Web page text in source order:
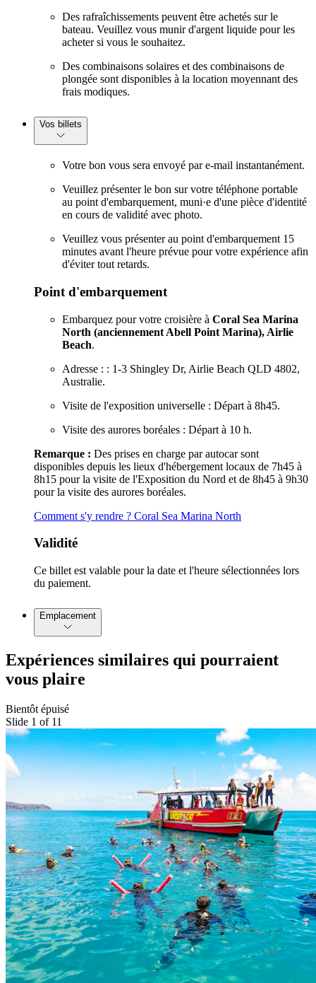
Des rafraîchissements peuvent être achetés sur le
bateau. Veuillez vous munir d'argent liquide pour les
acheter si vous le souhaitez.
Des combinaisons solaires et des combinaisons de
plongée sont disponibles à la location moyennant des
frais modiques.
Vos billets
Votre bon vous sera envoyé par e-mail instantanément.
Veuillez présenter le bon sur votre téléphone portable
au point d'embarquement, muni·e d'une pièce d'identité
en cours de validité avec photo.
Veuillez vous présenter au point d'embarquement 15
minutes avant l'heure prévue pour votre expérience afin
d'éviter tout retards.
Point d'embarquement
Embarquez pour votre croisière à Coral Sea Marina
North (anciennement Abell Point Marina), Airlie
Beach.
Adresse : : 1-3 Shingley Dr, Airlie Beach QLD 4802,
Australie.
Visite de l'exposition universelle : Départ à 8h45.
Visite des aurores boréales : Départ à 10 h.
Remarque : Des prises en charge par autocar sont
disponibles depuis les lieux d'hébergement locaux de 7h45 à
8h15 pour la visite de l'Exposition du Nord et de 8h45 à 9h30
pour la visite des aurores boréales.
Comment s'y rendre ? Coral Sea Marina North
Validité
Ce billet est valable pour la date et l'heure sélectionnées lors
du paiement.
Emplacement
Expériences similaires qui pourraient
vous plaire
Bientôt épuisé
Slide 1 of 11